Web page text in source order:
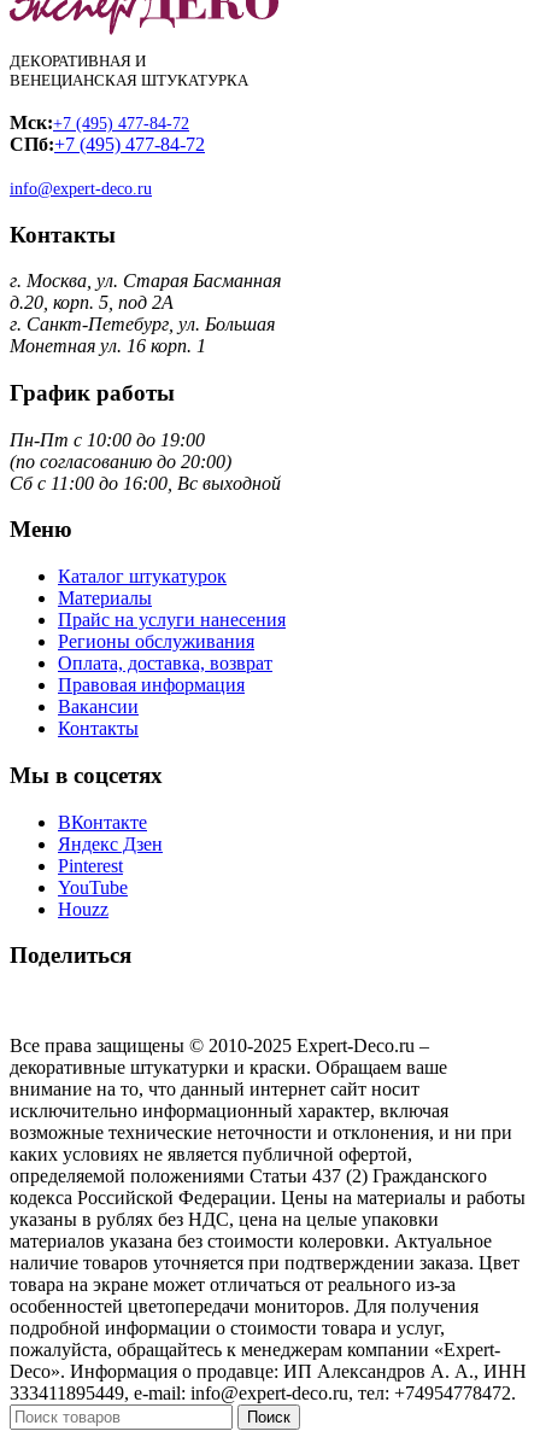
ДЕКОРАТИВНАЯ И
ВЕНЕЦИАНСКАЯ ШТУКАТУРКА
Мск:+7 (495) 477-84-72
СПб:+7 (495) 477-84-72
info@expert-deco.ru
Контакты
г. Москва, ул. Старая Басманная
д.20, корп. 5, под 2А
г. Санкт-Петебург, ул. Большая
Монетная ул. 16 корп. 1
График работы
Пн-Пт с 10:00 до 19:00
(по согласованию до 20:00)
Сб с 11:00 до 16:00, Вс выходной
Меню
Каталог штукатурок
Материалы
Прайс на услуги нанесения
Регионы обслуживания
Оплата, доставка, возврат
Правовая информация
Вакансии
Контакты
Мы в соцсетях
ВКонтакте
Яндекс Дзен
Pinterest
YouTube
Houzz
Поделиться
Все права защищены © 2010-2025 Expert-Deco.ru –
декоративные штукатурки и краски. Обращаем ваше
внимание на то, что данный интернет сайт носит
исключительно информационный характер, включая
возможные технические неточности и отклонения, и ни при
каких условиях не является публичной офертой,
определяемой положениями Статьи 437 (2) Гражданского
кодекса Российской Федерации. Цены на материалы и работы
указаны в рублях без НДС, цена на целые упаковки
материалов указана без стоимости колеровки. Актуальное
наличие товаров уточняется при подтверждении заказа. Цвет
товара на экране может отличаться от реального из‑за
особенностей цветопередачи мониторов. Для получения
подробной информации о стоимости товара и услуг,
пожалуйста, обращайтесь к менеджерам компании «Expert-
Deco». Информация о продавце: ИП Александров А. А., ИНН
333411895449, e-mail: info@expert-deco.ru, тел: +74954778472.
Поиск